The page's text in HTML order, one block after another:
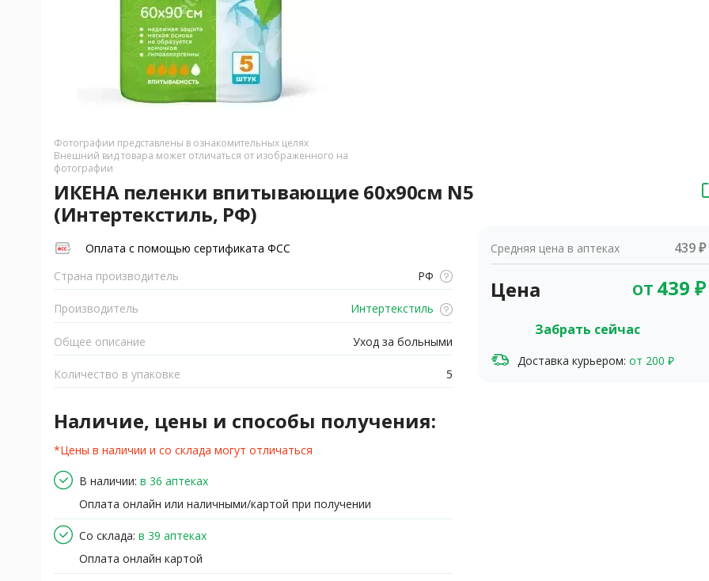
Фотографии представлены в ознакомительных целях
Внешний вид товара может отличаться от изображенного на
фотографии
ИКЕНА пеленки впитывающие 60х90см N5
(Интертекстиль, РФ)
Оплата с помощью сертификата ФСС
Страна производитель
РФ
Производитель Интертекстиль
Общее описание Уход за больными
Количество в упаковке 5
Наличие, цены и способы получения:
*Цены в наличии и со склада могут отличаться
В наличии: в 36 аптеках
Оплата онлайн или наличными/картой при получении
Со склада: в 39 аптеках
Оплата онлайн картой
Средняя цена в аптеках 439 ₽
Цена от439 ₽
Забрать сейчас
Доставка курьером: от 200 ₽